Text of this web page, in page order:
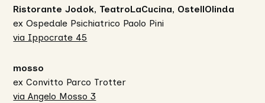
Ristorante Jodok, TeatroLaCucina, OstellOlinda
ex Ospedale Psichiatrico Paolo Pini
via Ippocrate 45
mosso
ex Convitto Parco Trotter
via Angelo Mosso 3